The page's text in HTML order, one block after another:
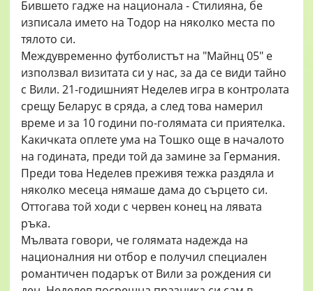
Бившето гадже на национала - Стилияна, бе
изписала името на Тодор на няколко места по
тялото си.
Междувременно футболистът на "Майнц 05" е
използвал визитата си у нас, за да се види тайно
с Вили. 21-годишният Неделев игра в контролата
срещу Беларус в сряда, а след това намерил
време и за 10 години по-голямата си приятелка.
Какичката оплете ума на Тошко още в началото
на годината, преди той да замине за Германия.
Преди това Неделев преживя тежка раздяла и
няколко месеца нямаше дама до сърцето си.
Оттогава той ходи с червен конец на лявата
ръка.
Мълвата говори, че голямата надежда на
националния ни отбор е получил специален
романтичен подарък от Вили за рождения си